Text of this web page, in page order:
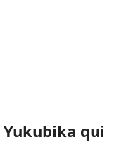
Yukubika qui